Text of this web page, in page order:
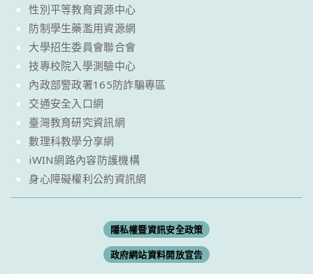
性別平等教育資源中心
防制學生藥濫用資源網
大學招生委員會聯合會
技專校院入學測驗中心
內政部警政署165防詐騙專區
交通安全入口網
臺灣教育研究資訊網
數理科教學分享網
iWIN網路內容防護機構
身心障礙權利公約資訊網
隱私權暨資訊安全政策
政府網站資料開放宣告